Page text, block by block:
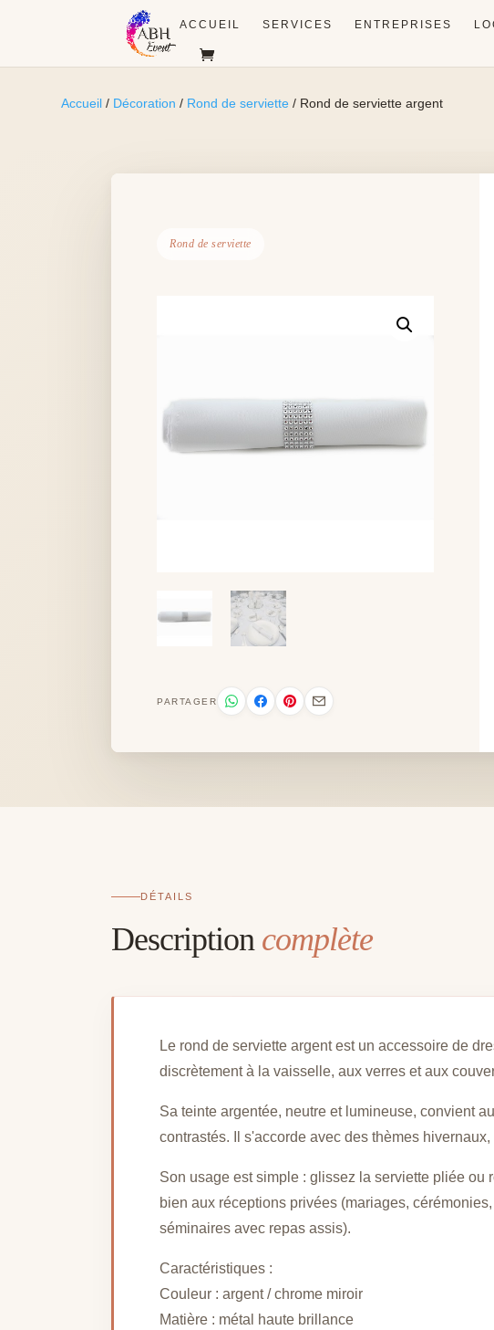
ACCUEIL SERVICES ENTREPRISES
Accueil / Décoration / Rond de serviette / Rond de serviette argent
Rond de serviette
PARTAGER
DÉTAILS
Description complète
Le rond de serviette argent est un accessoire de
discrètement à la vaisselle, aux verres et aux
Sa teinte argentée, neutre et lumineuse, convient
contrastés. Il s'accorde avec des thèmes
Son usage est simple : glissez la serviette pliée ou
bien aux réceptions privées (mariages,
séminaires avec repas assis).
Caractéristiques :
Couleur : argent / chrome miroir
Matière : métal haute brillance